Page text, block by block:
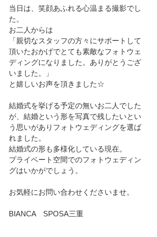
当日は、笑顔あふれる心温まる撮影でし
た。
お二人からは
「親切なスタッフの方々にサポートして
頂いたおかげでとても素敵なフォトウェ
ディングになりました。ありがとうござ
いました。」
と嬉しいお声を頂きました☆
結婚式を挙げる予定の無いお二人でした
が、結婚という形を写真で残したいとい
う思いがありフォトウェディングを選ば
れました。
結婚式の形も多様化している現在。
プライベート空間でのフォトウェディン
グはいかがでしょう。
お気軽にお問い合わせくださいませ。
BIANCA　SPOSA三重